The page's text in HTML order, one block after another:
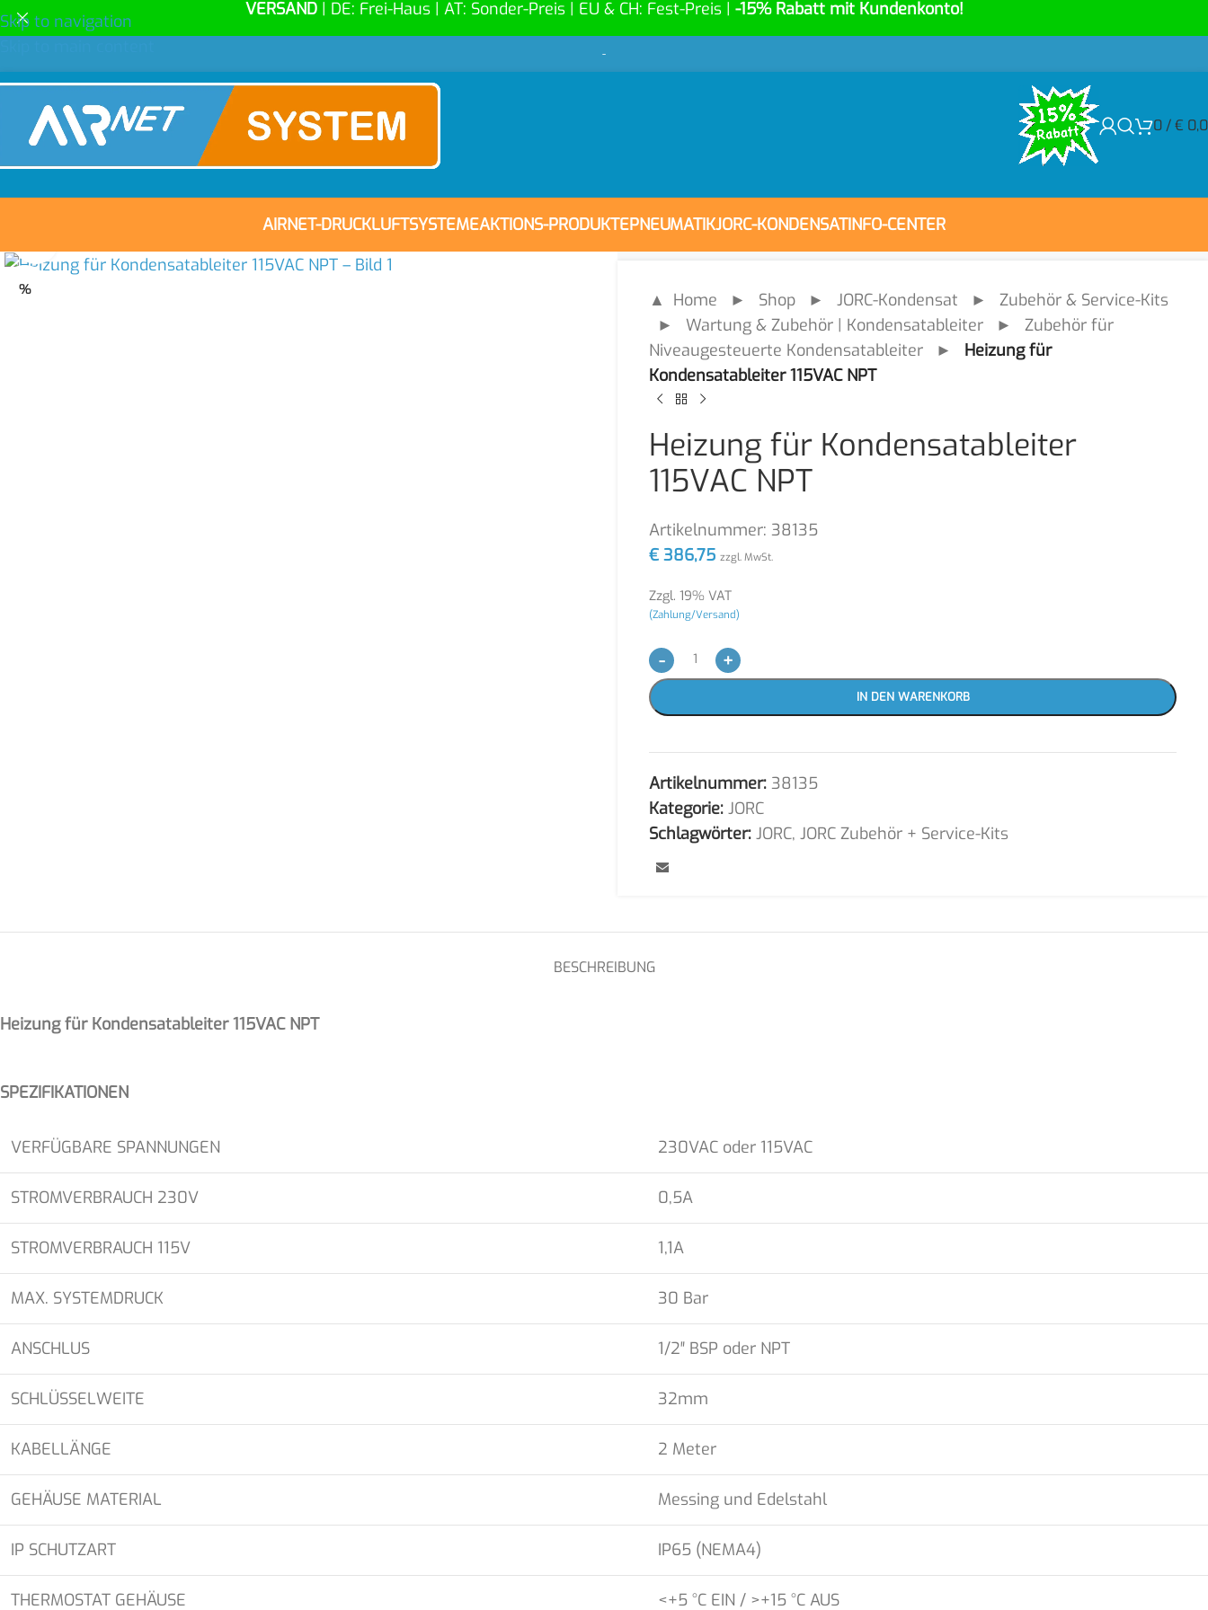
Skip to navigation
VERSAND | DE: Frei-Haus | AT: Sonder-Preis | EU & CH: Fest-Preis | -15% Rabatt mit Kundenkonto!
-
0 /€
AIRNET-DRUCKLUFTSYSTEMEAKTIONS-PRODUKTEPNEUMATIKJORC-KONDENSATINFO-CENTER
% ▲ Home ► Shop ► JORC-Kondensat ► Zubehör & Service-Kits
► Wartung & Zubehör | Kondensatableiter ► Zubehör für
Niveaugesteuerte Kondensatableiter ► Heizung für
Kondensatableiter 115VAC NPT
Heizung für Kondensatableiter
115VAC NPT
Artikelnummer: 38135
€ 386,75 zzgl. MwSt.
Zzgl. 19% VAT
(Zahlung/Versand)
- +
IN DEN WARENKORB
Artikelnummer: 38135
Kategorie: JORC
Schlagwörter: JORC, JORC Zubehör + Service-Kits
BESCHREIBUNG
Heizung für Kondensatableiter 115VAC NPT
SPEZIFIKATIONEN
VERFÜGBARE SPANNUNGEN 230VAC oder 115VAC
STROMVERBRAUCH 230V 0,5A
STROMVERBRAUCH 115V 1,1A
MAX. SYSTEMDRUCK 30 Bar
ANSCHLUS 1/2″ BSP oder NPT
SCHLÜSSELWEITE 32mm
KABELLÄNGE 2 Meter
GEHÄUSE MATERIAL Messing und Edelstahl
IP SCHUTZART IP65 (NEMA4)
THERMOSTAT GEHÄUSE <+5 °C EIN / >+15 °C AUS